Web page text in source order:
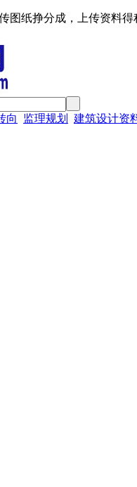
图纸挣分成，上传资料得
向 监理规划 建筑设计资